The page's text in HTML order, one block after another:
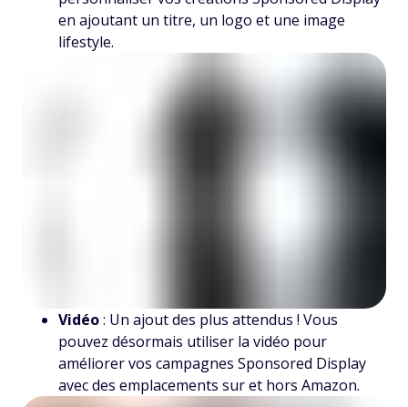
en ajoutant un titre, un logo et une image
lifestyle.
Vidéo: Un ajout des plus attendus ! Vous
pouvez désormais utiliser la vidéo pour
améliorer vos campagnes Sponsored Display
avec des emplacements sur et hors Amazon.